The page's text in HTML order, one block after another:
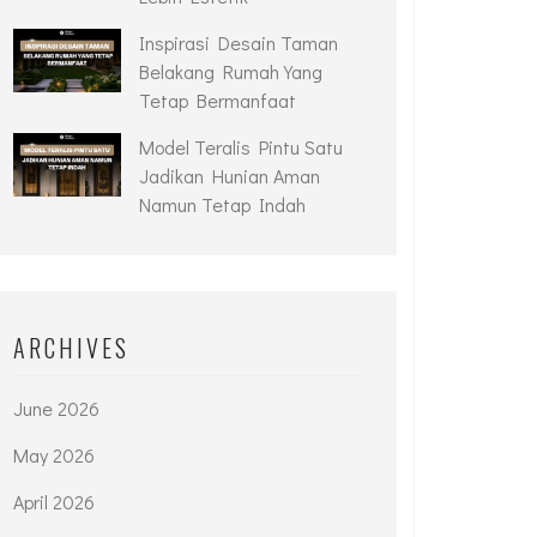
Inspirasi Desain Taman
Belakang Rumah Yang
Tetap Bermanfaat
Model Teralis Pintu Satu
Jadikan Hunian Aman
Namun Tetap Indah
ARCHIVES
June 2026
May 2026
April 2026